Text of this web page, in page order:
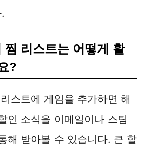
찜 리스트는 어떻게 활
?
스트에 게임을 추가하면 해
인 소식을 이메일이나 스팀
해 받아볼 수 있습니다. 큰 할